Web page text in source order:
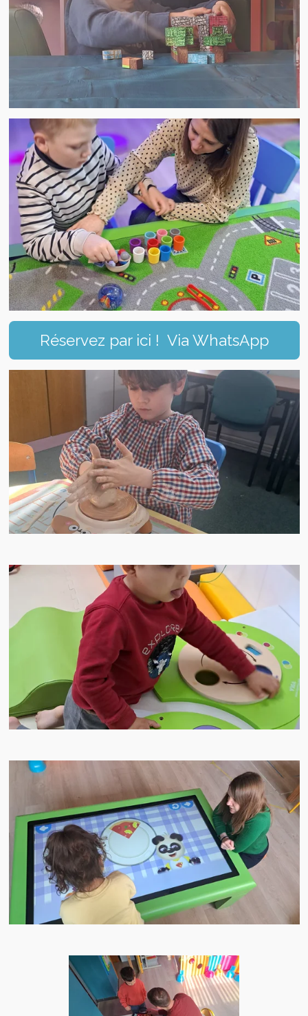
Réservez par ici ! Via WhatsApp